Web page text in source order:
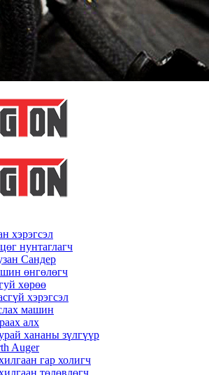
хэрэгсэл
нунтаглагч
Сандер
өнгөлөгч
хөрөө
хэрэгсэл
машин
алх
хананы зүлгүүр
Auger
гар холигч
төлөвлөгч